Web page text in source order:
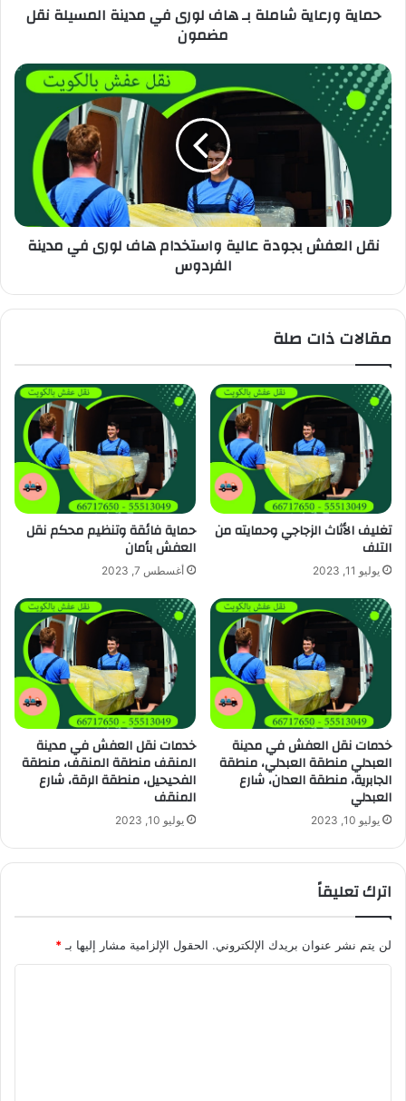
حماية ورعاية شاملة بـ هاف لورى في مدينة المسيلة نقل
مضمون
نقل العفش بجودة عالية واستخدام هاف لورى في مدينة
الفردوس
مقالات ذات صلة
تغليف الأثاث الزجاجي وحمايته من
التلف
يوليو 11, 2023
حماية فائقة وتنظيم محكم نقل
العفش بأمان
أغسطس 7, 2023
خدمات نقل العفش في مدينة
العبدلي منطقة العبدلي، منطقة
الجابرية، منطقة العدان، شارع
العبدلي
يوليو 10, 2023
خدمات نقل العفش في مدينة
المنقف منطقة المنقف، منطقة
الفحيحيل، منطقة الرقة، شارع
المنقف
يوليو 10, 2023
اترك تعليقاً
لن يتم نشر عنوان بريدك الإلكتروني. الحقول الإلزامية مشار إليها بـ*